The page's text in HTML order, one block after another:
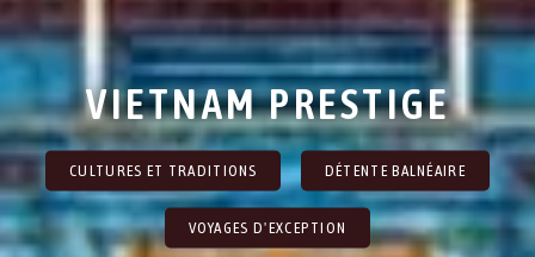
VIETNAM PRESTIGE
CULTURES ET TRADITIONS DÉTENTE BALNÉAIRE
VOYAGES D'EXCEPTION